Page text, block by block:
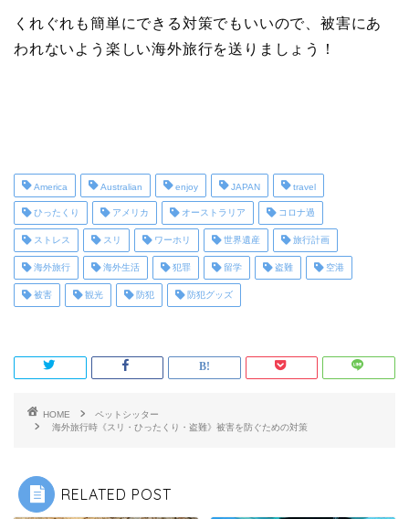
くれぐれも簡単にできる対策でもいいので、被害にあ
われないよう楽しい海外旅行を送りましょう！
America Australian enjoy JAPAN travel
ひったくり アメリカ オーストラリア コロナ過
ストレス スリ ワーホリ 世界遺産 旅行計画
海外旅行 海外生活 犯罪 留学 盗難 空港
被害 観光 防犯 防犯グッズ
HOME
ペットシッター
海外旅行時《スリ・ひったくり・盗難》被害を防ぐための対策
RELATED POST